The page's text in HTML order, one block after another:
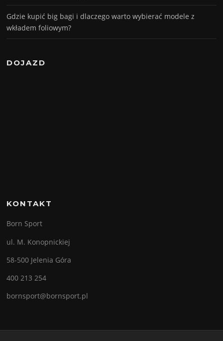
Gdzie kupić big bagi i dlaczego warto wybierać modele z
wkładem foliowym?
DOJAZD
KONTAKT
Born Sport
ul. M. Konopnickiej
58-500 Jelenia Góra
400 213 254
bornsport@bornsport.pl